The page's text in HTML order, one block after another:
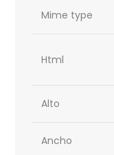
Mime type
Html
Alto
Ancho